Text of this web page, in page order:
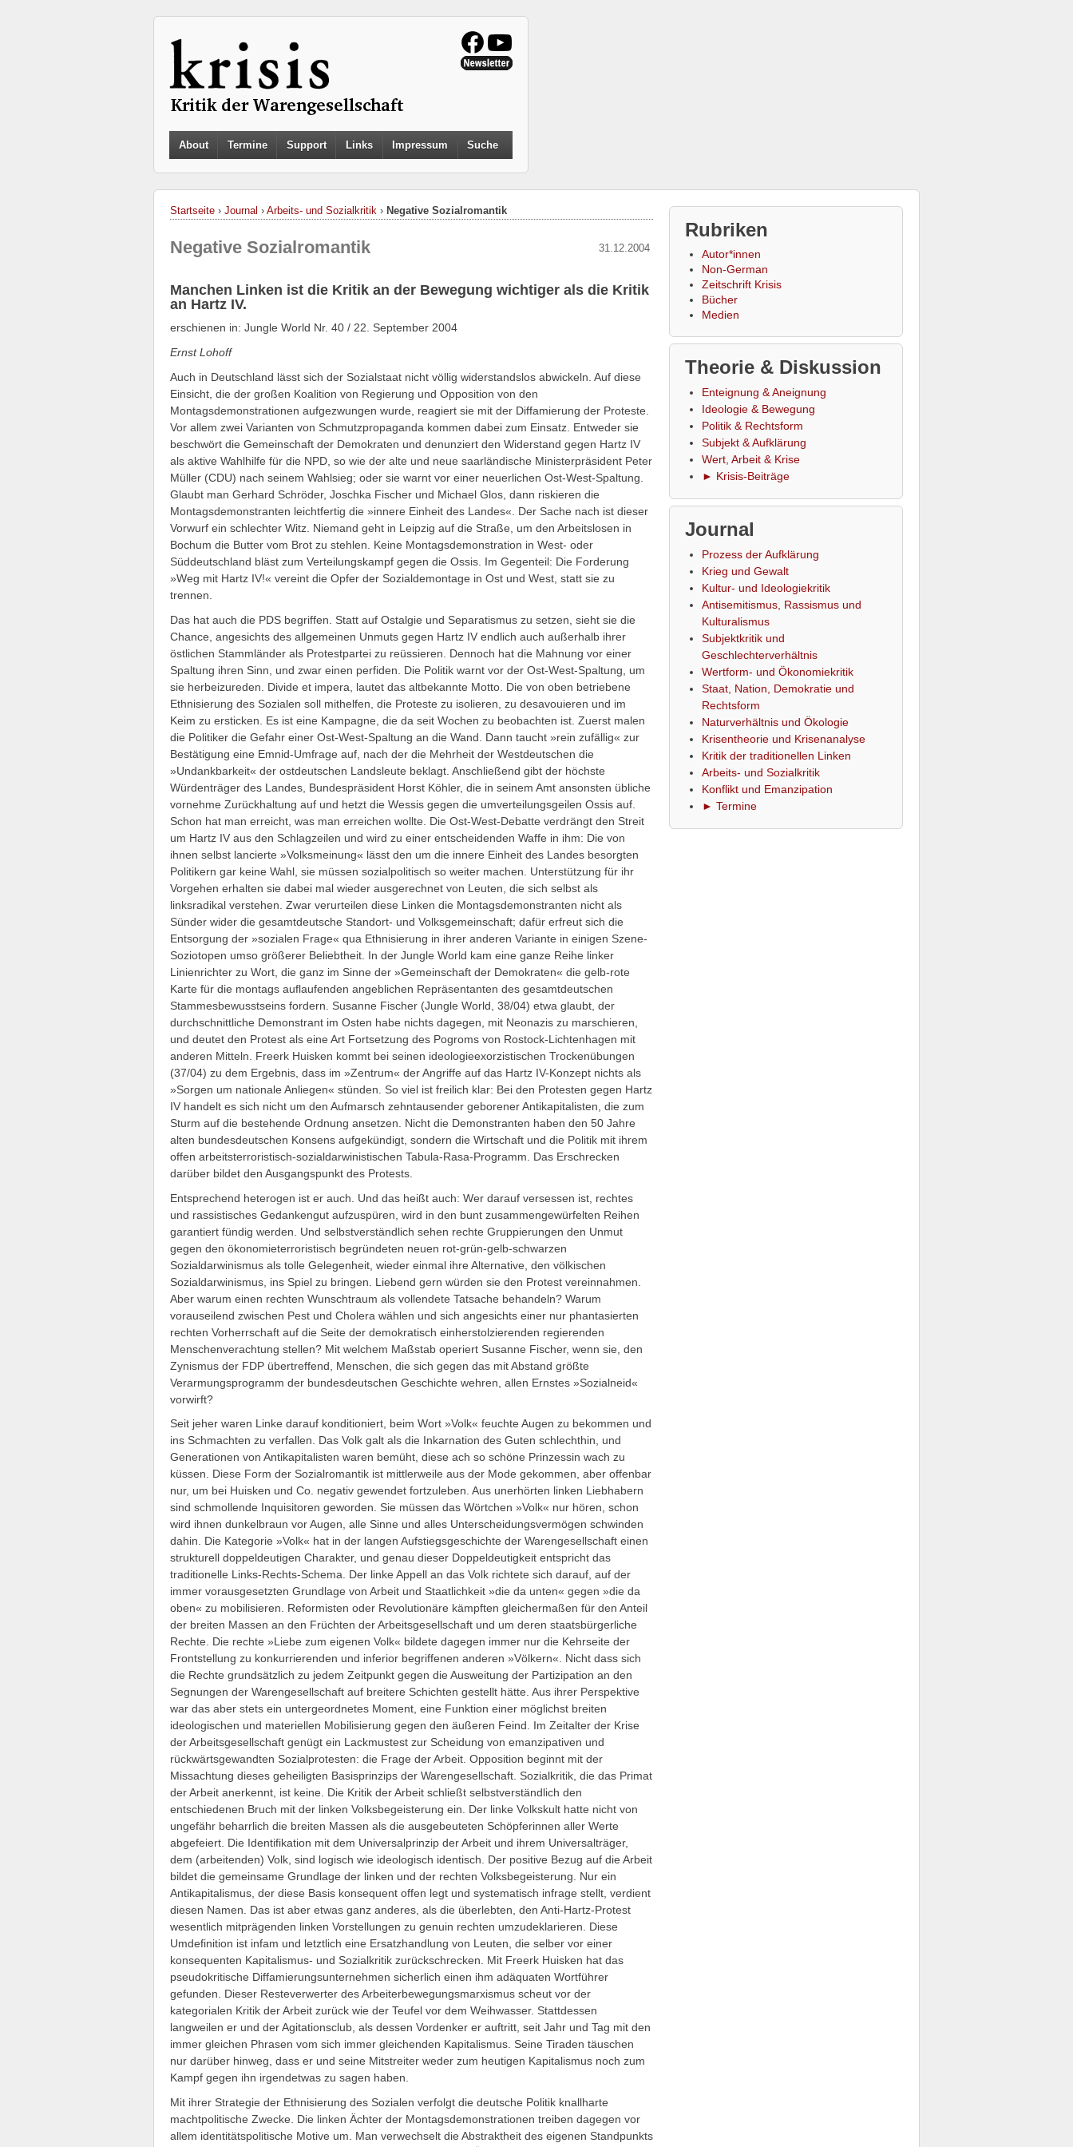
About Termine Support Links Impressum Suche
Startseite › Journal › Arbeits- und Sozialkritik › Negative Sozialromantik
31.12.2004
Negative Sozialromantik
Manchen Linken ist die Kritik an der Bewegung wichtiger als die Kritik
an Hartz IV.
erschienen in: Jungle World Nr. 40 / 22. September 2004
Ernst Lohoff
Auch in Deutschland lässt sich der Sozialstaat nicht völlig widerstandslos abwickeln. Auf diese
Einsicht, die der großen Koalition von Regierung und Opposition von den
Montagsdemonstrationen aufgezwungen wurde, reagiert sie mit der Diffamierung der Proteste.
Vor allem zwei Varianten von Schmutzpropaganda kommen dabei zum Einsatz. Entweder sie
beschwört die Gemeinschaft der Demokraten und denunziert den Widerstand gegen Hartz IV
als aktive Wahlhilfe für die NPD, so wie der alte und neue saarländische Ministerpräsident Peter
Müller (CDU) nach seinem Wahlsieg; oder sie warnt vor einer neuerlichen Ost-West-Spaltung.
Glaubt man Gerhard Schröder, Joschka Fischer und Michael Glos, dann riskieren die
Montagsdemonstranten leichtfertig die »innere Einheit des Landes«. Der Sache nach ist dieser
Vorwurf ein schlechter Witz. Niemand geht in Leipzig auf die Straße, um den Arbeitslosen in
Bochum die Butter vom Brot zu stehlen. Keine Montagsdemonstration in West- oder
Süddeutschland bläst zum Verteilungskampf gegen die Ossis. Im Gegenteil: Die Forderung
»Weg mit Hartz IV!« vereint die Opfer der Sozialdemontage in Ost und West, statt sie zu
trennen.
Das hat auch die PDS begriffen. Statt auf Ostalgie und Separatismus zu setzen, sieht sie die
Chance, angesichts des allgemeinen Unmuts gegen Hartz IV endlich auch außerhalb ihrer
östlichen Stammländer als Protestpartei zu reüssieren. Dennoch hat die Mahnung vor einer
Spaltung ihren Sinn, und zwar einen perfiden. Die Politik warnt vor der Ost-West-Spaltung, um
sie herbeizureden. Divide et impera, lautet das altbekannte Motto. Die von oben betriebene
Ethnisierung des Sozialen soll mithelfen, die Proteste zu isolieren, zu desavouieren und im
Keim zu ersticken. Es ist eine Kampagne, die da seit Wochen zu beobachten ist. Zuerst malen
die Politiker die Gefahr einer Ost-West-Spaltung an die Wand. Dann taucht »rein zufällig« zur
Bestätigung eine Emnid-Umfrage auf, nach der die Mehrheit der Westdeutschen die
»Undankbarkeit« der ostdeutschen Landsleute beklagt. Anschließend gibt der höchste
Würdenträger des Landes, Bundespräsident Horst Köhler, die in seinem Amt ansonsten übliche
vornehme Zurückhaltung auf und hetzt die Wessis gegen die umverteilungsgeilen Ossis auf.
Schon hat man erreicht, was man erreichen wollte. Die Ost-West-Debatte verdrängt den Streit
um Hartz IV aus den Schlagzeilen und wird zu einer entscheidenden Waffe in ihm: Die von
ihnen selbst lancierte »Volksmeinung« lässt den um die innere Einheit des Landes besorgten
Politikern gar keine Wahl, sie müssen sozialpolitisch so weiter machen. Unterstützung für ihr
Vorgehen erhalten sie dabei mal wieder ausgerechnet von Leuten, die sich selbst als
linksradikal verstehen. Zwar verurteilen diese Linken die Montagsdemonstranten nicht als
Sünder wider die gesamtdeutsche Standort- und Volksgemeinschaft; dafür erfreut sich die
Entsorgung der »sozialen Frage« qua Ethnisierung in ihrer anderen Variante in einigen Szene-
Soziotopen umso größerer Beliebtheit. In der Jungle World kam eine ganze Reihe linker
Linienrichter zu Wort, die ganz im Sinne der »Gemeinschaft der Demokraten« die gelb-rote
Karte für die montags auflaufenden angeblichen Repräsentanten des gesamtdeutschen
Stammesbewusstseins fordern. Susanne Fischer (Jungle World, 38/04) etwa glaubt, der
durchschnittliche Demonstrant im Osten habe nichts dagegen, mit Neonazis zu marschieren,
und deutet den Protest als eine Art Fortsetzung des Pogroms von Rostock-Lichtenhagen mit
anderen Mitteln. Freerk Huisken kommt bei seinen ideologieexorzistischen Trockenübungen
(37/04) zu dem Ergebnis, dass im »Zentrum« der Angriffe auf das Hartz IV-Konzept nichts als
»Sorgen um nationale Anliegen« stünden. So viel ist freilich klar: Bei den Protesten gegen Hartz
IV handelt es sich nicht um den Aufmarsch zehntausender geborener Antikapitalisten, die zum
Sturm auf die bestehende Ordnung ansetzen. Nicht die Demonstranten haben den 50 Jahre
alten bundesdeutschen Konsens aufgekündigt, sondern die Wirtschaft und die Politik mit ihrem
offen arbeitsterroristisch-sozialdarwinistischen Tabula-Rasa-Programm. Das Erschrecken
darüber bildet den Ausgangspunkt des Protests.
Entsprechend heterogen ist er auch. Und das heißt auch: Wer darauf versessen ist, rechtes
und rassistisches Gedankengut aufzuspüren, wird in den bunt zusammengewürfelten Reihen
garantiert fündig werden. Und selbstverständlich sehen rechte Gruppierungen den Unmut
gegen den ökonomieterroristisch begründeten neuen rot-grün-gelb-schwarzen
Sozialdarwinismus als tolle Gelegenheit, wieder einmal ihre Alternative, den völkischen
Sozialdarwinismus, ins Spiel zu bringen. Liebend gern würden sie den Protest vereinnahmen.
Aber warum einen rechten Wunschtraum als vollendete Tatsache behandeln? Warum
vorauseilend zwischen Pest und Cholera wählen und sich angesichts einer nur phantasierten
rechten Vorherrschaft auf die Seite der demokratisch einherstolzierenden regierenden
Menschenverachtung stellen? Mit welchem Maßstab operiert Susanne Fischer, wenn sie, den
Zynismus der FDP übertreffend, Menschen, die sich gegen das mit Abstand größte
Verarmungsprogramm der bundesdeutschen Geschichte wehren, allen Ernstes »Sozialneid«
vorwirft?
Seit jeher waren Linke darauf konditioniert, beim Wort »Volk« feuchte Augen zu bekommen und
ins Schmachten zu verfallen. Das Volk galt als die Inkarnation des Guten schlechthin, und
Generationen von Antikapitalisten waren bemüht, diese ach so schöne Prinzessin wach zu
küssen. Diese Form der Sozialromantik ist mittlerweile aus der Mode gekommen, aber offenbar
nur, um bei Huisken und Co. negativ gewendet fortzuleben. Aus unerhörten linken Liebhabern
sind schmollende Inquisitoren geworden. Sie müssen das Wörtchen »Volk« nur hören, schon
wird ihnen dunkelbraun vor Augen, alle Sinne und alles Unterscheidungsvermögen schwinden
dahin. Die Kategorie »Volk« hat in der langen Aufstiegsgeschichte der Warengesellschaft einen
strukturell doppeldeutigen Charakter, und genau dieser Doppeldeutigkeit entspricht das
traditionelle Links-Rechts-Schema. Der linke Appell an das Volk richtete sich darauf, auf der
immer vorausgesetzten Grundlage von Arbeit und Staatlichkeit »die da unten« gegen »die da
oben« zu mobilisieren. Reformisten oder Revolutionäre kämpften gleichermaßen für den Anteil
der breiten Massen an den Früchten der Arbeitsgesellschaft und um deren staatsbürgerliche
Rechte. Die rechte »Liebe zum eigenen Volk« bildete dagegen immer nur die Kehrseite der
Frontstellung zu konkurrierenden und inferior begriffenen anderen »Völkern«. Nicht dass sich
die Rechte grundsätzlich zu jedem Zeitpunkt gegen die Ausweitung der Partizipation an den
Segnungen der Warengesellschaft auf breitere Schichten gestellt hätte. Aus ihrer Perspektive
war das aber stets ein untergeordnetes Moment, eine Funktion einer möglichst breiten
ideologischen und materiellen Mobilisierung gegen den äußeren Feind. Im Zeitalter der Krise
der Arbeitsgesellschaft genügt ein Lackmustest zur Scheidung von emanzipativen und
rückwärtsgewandten Sozialprotesten: die Frage der Arbeit. Opposition beginnt mit der
Missachtung dieses geheiligten Basisprinzips der Warengesellschaft. Sozialkritik, die das Primat
der Arbeit anerkennt, ist keine. Die Kritik der Arbeit schließt selbstverständlich den
entschiedenen Bruch mit der linken Volksbegeisterung ein. Der linke Volkskult hatte nicht von
ungefähr beharrlich die breiten Massen als die ausgebeuteten Schöpferinnen aller Werte
abgefeiert. Die Identifikation mit dem Universalprinzip der Arbeit und ihrem Universalträger,
dem (arbeitenden) Volk, sind logisch wie ideologisch identisch. Der positive Bezug auf die Arbeit
bildet die gemeinsame Grundlage der linken und der rechten Volksbegeisterung. Nur ein
Antikapitalismus, der diese Basis konsequent offen legt und systematisch infrage stellt, verdient
diesen Namen. Das ist aber etwas ganz anderes, als die überlebten, den Anti-Hartz-Protest
wesentlich mitprägenden linken Vorstellungen zu genuin rechten umzudeklarieren. Diese
Umdefinition ist infam und letztlich eine Ersatzhandlung von Leuten, die selber vor einer
konsequenten Kapitalismus- und Sozialkritik zurückschrecken. Mit Freerk Huisken hat das
pseudokritische Diffamierungsunternehmen sicherlich einen ihm adäquaten Wortführer
gefunden. Dieser Resteverwerter des Arbeiterbewegungsmarxismus scheut vor der
kategorialen Kritik der Arbeit zurück wie der Teufel vor dem Weihwasser. Stattdessen
langweilen er und der Agitationsclub, als dessen Vordenker er auftritt, seit Jahr und Tag mit den
immer gleichen Phrasen vom sich immer gleichenden Kapitalismus. Seine Tiraden täuschen
nur darüber hinweg, dass er und seine Mitstreiter weder zum heutigen Kapitalismus noch zum
Kampf gegen ihn irgendetwas zu sagen haben.
Mit ihrer Strategie der Ethnisierung des Sozialen verfolgt die deutsche Politik knallharte
machtpolitische Zwecke. Die linken Ächter der Montagsdemonstrationen treiben dagegen vor
allem identitätspolitische Motive um. Man verwechselt die Abstraktheit des eigenen Standpunkts
Rubriken
Autor*innen
Non-German
Zeitschrift Krisis
Bücher
Medien
Theorie & Diskussion
Enteignung & Aneignung
Ideologie & Bewegung
Politik & Rechtsform
Subjekt & Aufklärung
Wert, Arbeit & Krise
► Krisis-Beiträge
Journal
Prozess der Aufklärung
Krieg und Gewalt
Kultur- und Ideologiekritik
Antisemitismus, Rassismus und
Kulturalismus
Subjektkritik und
Geschlechterverhältnis
Wertform- und Ökonomiekritik
Staat, Nation, Demokratie und
Rechtsform
Naturverhältnis und Ökologie
Krisentheorie und Krisenanalyse
Kritik der traditionellen Linken
Arbeits- und Sozialkritik
Konflikt und Emanzipation
► Termine